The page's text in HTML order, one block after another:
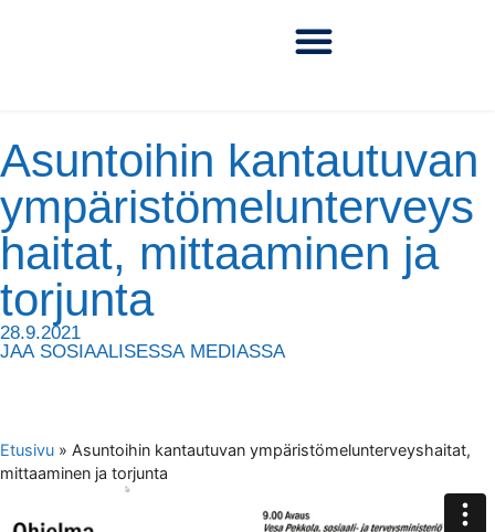
Asuntoihin kantautuvan
ympäristömelunterveys
haitat, mittaaminen ja
torjunta
28.9.2021
JAA SOSIAALISESSA MEDIASSA
Etusivu » Asuntoihin kantautuvan ympäristömelunterveyshaitat,
mittaaminen ja torjunta